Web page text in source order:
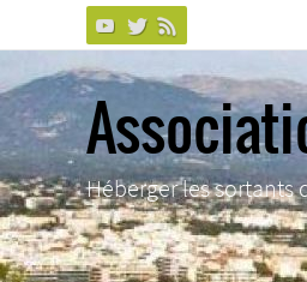
vers
le
contenu
Héberger les sortants